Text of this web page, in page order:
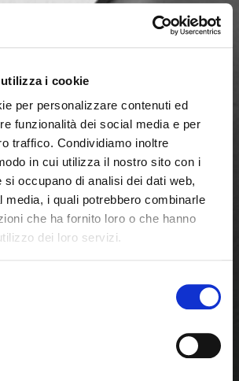
i cookie
per personalizzare contenuti ed
funzionalità dei social media e per
traffico. Condividiamo inoltre
in cui utilizza il nostro sito con i
si occupano di analisi dei dati web,
media, i quali potrebbero combinarle
che ha fornito loro o che hanno
dei loro servizi.
Sie aus einem Schliessen
in Vereinigte Staaten